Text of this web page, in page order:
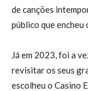
decanções
público que encheu
Já em 2023, foi a
revisitar os seus
escolheu o Casino